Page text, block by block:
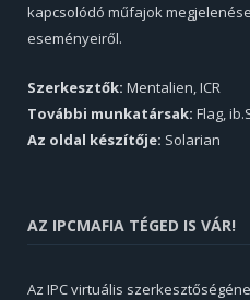
kapcsolódó műfajok
eseményeiről.
Szerkesztők: Mentalien, ICR
További munkatársak: Flag,
Az oldal készítője: Solarian
AZ IPCMAFIA TÉGED IS VÁR!
Az IPC virtuális